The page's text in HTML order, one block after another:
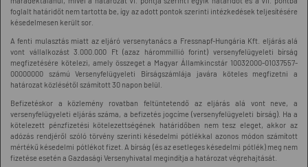
foglalt határidőt nem tartotta be, így az adott pontok szerinti intézkedések teljesítésére
késedelmesen került sor.
A fenti mulasztás miatt az eljáró versenytanács a Fressnapf-Hungária Kft. eljárás alá
vont vállalkozást 3.000.000 Ft (azaz hárommillió forint) versenyfelügyeleti bírság
megfizetésére kötelezi, amely összeget a Magyar Államkincstár 10032000-01037557-
00000000 számú Versenyfelügyeleti Bírságszámlája javára köteles megfizetni a
határozat közlésétől számított 30 napon belül.
Befizetéskor a közlemény rovatban feltüntetendő az eljárás alá vont neve, a
versenyfelügyeleti eljárás száma, a befizetés jogcíme (versenyfelügyeleti bírság). Ha a
kötelezett pénzfizetési kötelezettségének határidőben nem tesz eleget, akkor az
adózás rendjéről szóló törvény szerinti késedelmi pótlékkal azonos módon számított
mértékű késedelmi pótlékot fizet. A bírság (és az esetleges késedelmi pótlék) meg nem
fizetése esetén a Gazdasági Versenyhivatal megindítja a határozat végrehajtását.